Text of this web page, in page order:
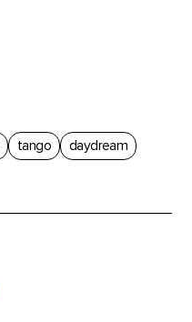
tango
daydream